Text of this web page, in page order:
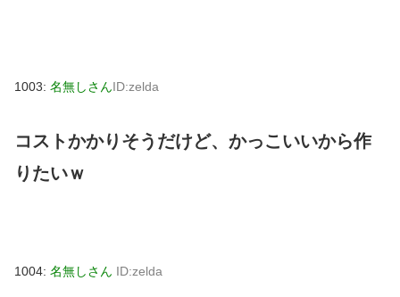
1003: 名無しさんID:zelda
コストかかりそうだけど、かっこいいから作
りたいｗ
1004: 名無しさん ID:zelda